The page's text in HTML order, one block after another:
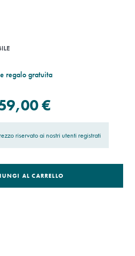
regalo gratuita
€
riservato ai nostri utenti registrati
AL CARRELLO